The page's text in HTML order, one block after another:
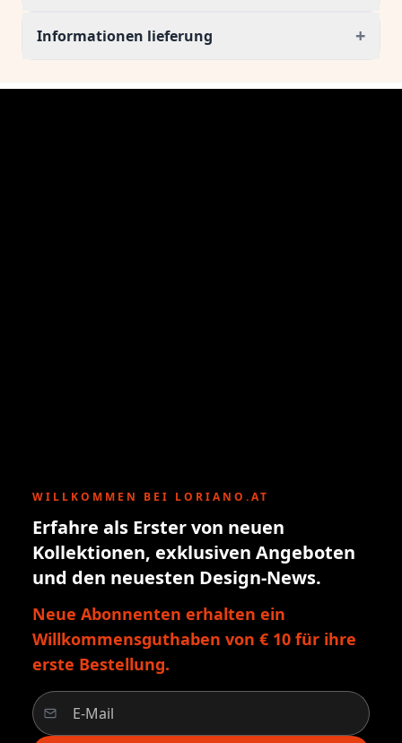
Informationen lieferung +
WILLKOMMEN BEI LORIANO.AT
Erfahre als Erster von neuen
Kollektionen, exklusiven Angeboten
und den neuesten Design-News.
Neue Abonnenten erhalten ein
Willkommensguthaben von € 10 für ihre
erste Bestellung.